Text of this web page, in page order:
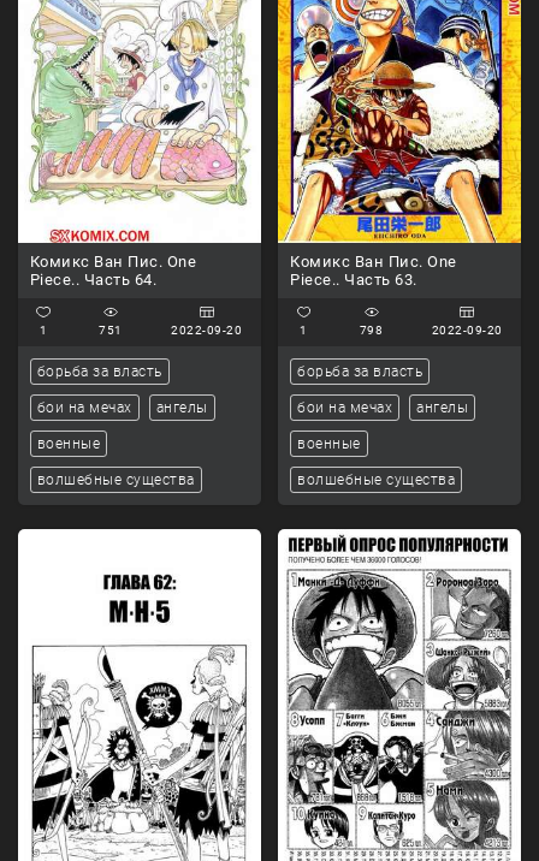
Комикс Ван Пис. One
Piece.. Часть 64.
1 751 2022-09-20
борьба за власть
бои на мечах ангелы
военные
волшебные существа
Комикс Ван Пис. One
Piece.. Часть 63.
1 798 2022-09-20
борьба за власть
бои на мечах ангелы
военные
волшебные существа